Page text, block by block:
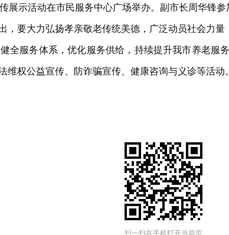
展示活动在市民服务中心广场举办。副市长周华锋参
，要大力弘扬孝亲敬老传统美德，广泛动员社会力
全服务体系，优化服务供给，持续提升我市养老
权公益宣传、防诈骗宣传、健康咨询与义诊等活动。
扫一扫在手机打开当前页